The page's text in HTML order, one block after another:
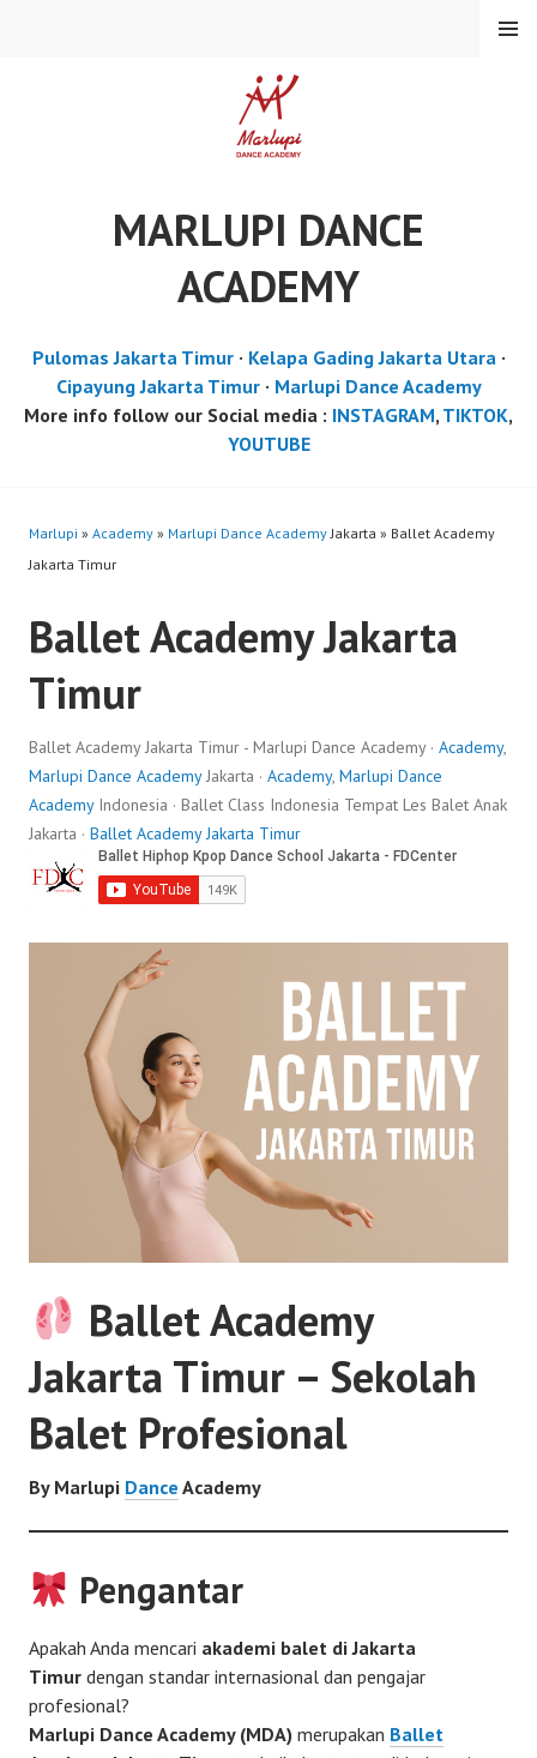
MARLUPI DANCE
ACADEMY
MENU
Pulomas Jakarta Timur· Kelapa Gading Jakarta Utara·
Cipayung Jakarta Timur· Marlupi Dance Academy
More info follow our Social media : INSTAGRAM, TIKTOK,
YOUTUBE
Marlupi » Academy » Marlupi Dance AcademyJakarta » Ballet Academy
Jakarta Timur
Ballet Academy Jakarta
Timur
Ballet Academy Jakarta Timur - Marlupi Dance Academy · Academy,
Marlupi Dance AcademyJakarta · Academy, Marlupi Dance
AcademyIndonesia · Ballet Class Indonesia Tempat Les Balet Anak
Jakarta · Ballet Academy Jakarta Timur
Ballet Academy
Jakarta Timur – Sekolah
Balet Profesional
By Marlupi Dance Academy
Pengantar
Apakah Anda mencari akademi balet di Jakarta
Timur dengan standar internasional dan pengajar
profesional?
Marlupi Dance Academy (MDA) merupakan Ballet